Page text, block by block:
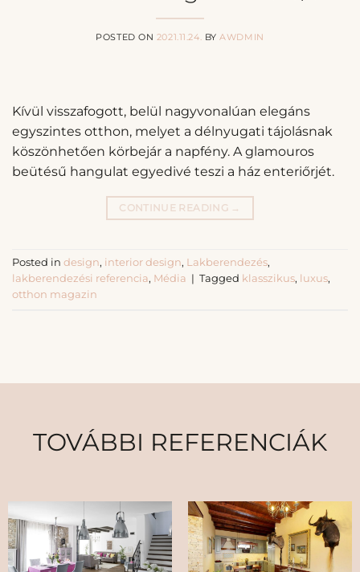
POSTED ON 2021.11.24. BYAWDMIN
Kívül visszafogott, belül nagyvonalúan elegáns
egyszintes otthon, melyet a délnyugati tájolásnak
köszönhetően körbejár a napfény. A glamouros
beütésű hangulat egyedivé teszi a ház enteriőrjét.
CONTINUE READING →
Posted in design, interior design, Lakberendezés,
lakberendezési referencia, Média | Tagged klasszikus, luxus,
otthon magazin
TOVÁBBI REFERENCIÁK